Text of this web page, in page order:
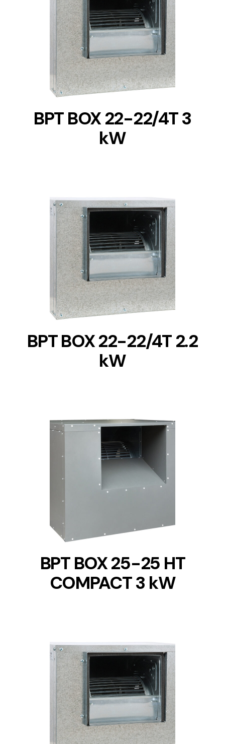
DETAILS
BPT BOX 22-22/4T 3
kW
DETAILS
BPT BOX 22-22/4T 2.2
kW
DETAILS
BPT BOX 25-25 HT
COMPACT 3 kW
DETAILS